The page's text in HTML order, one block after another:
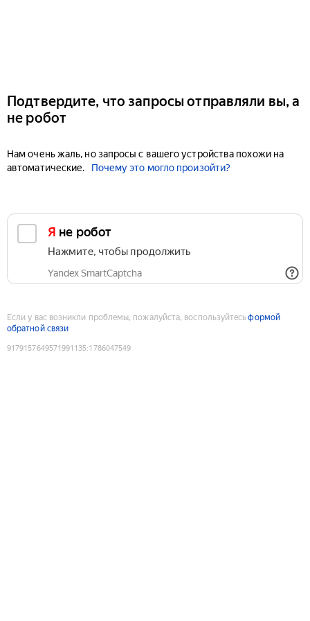
Подтвердите, что запросы отправляли вы, а
не робот
Нам очень жаль, но запросы с вашего устройства похожи на
автоматические.
Почему это могло произойти?
Я не робот
Нажмите, чтобы продолжить
Yandex SmartCaptcha
Если у вас возникли проблемы, пожалуйста, воспользуйтесьформой
обратной связи
9179157649571991135:1786047549